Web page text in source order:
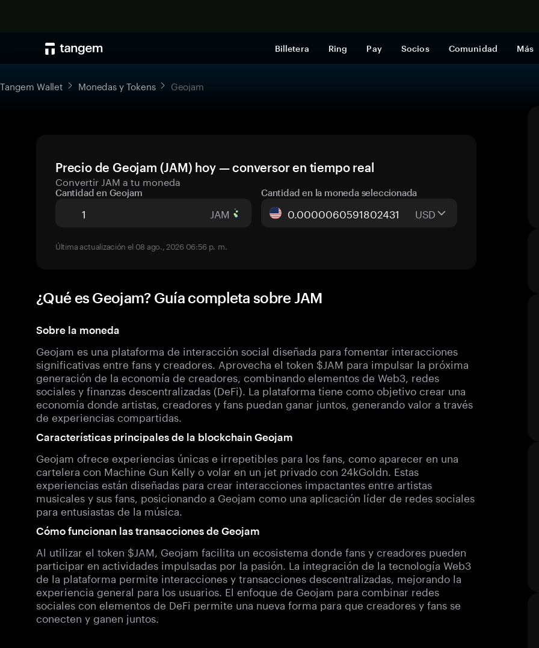
Billetera Ring Pay Socios Comunidad Más
Tangem Wallet Monedas y Tokens Geojam
Precio de Geojam (JAM) hoy — conversor en tiempo real
Convertir JAM a tu moneda
Cantidad en Geojam
JAM
Cantidad en la moneda seleccionada
USD
Última actualización el 08 ago., 2026 06:56 p. m.
¿Qué es Geojam? Guía completa sobre JAM
Sobre la moneda
Geojam es una plataforma de interacción social diseñada para fomentar interacciones
significativas entre fans y creadores. Aprovecha el token $JAM para impulsar la próxima
generación de la economía de creadores, combinando elementos de Web3, redes
sociales y finanzas descentralizadas (DeFi). La plataforma tiene como objetivo crear una
economía donde artistas, creadores y fans puedan ganar juntos, generando valor a través
de experiencias compartidas.
Características principales de la blockchain Geojam
Geojam ofrece experiencias únicas e irrepetibles para los fans, como aparecer en una
cartelera con Machine Gun Kelly o volar en un jet privado con 24kGoldn. Estas
experiencias están diseñadas para crear interacciones impactantes entre artistas
musicales y sus fans, posicionando a Geojam como una aplicación líder de redes sociales
para entusiastas de la música.
Cómo funcionan las transacciones de Geojam
Al utilizar el token $JAM, Geojam facilita un ecosistema donde fans y creadores pueden
participar en actividades impulsadas por la pasión. La integración de la tecnología Web3
de la plataforma permite interacciones y transacciones descentralizadas, mejorando la
experiencia general para los usuarios. El enfoque de Geojam para combinar redes
sociales con elementos de DeFi permite una nueva forma para que creadores y fans se
conecten y ganen juntos.